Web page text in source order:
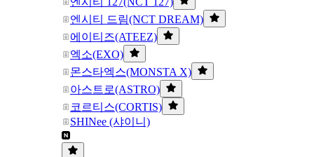
엔시티 드림(NCT DREAM)
에이티즈(ATEEZ)
엑소(EXO)
몬스타엑스(MONSTA X)
아스트로(ASTRO)
코르티스(CORTIS)
SHINee (샤이니)